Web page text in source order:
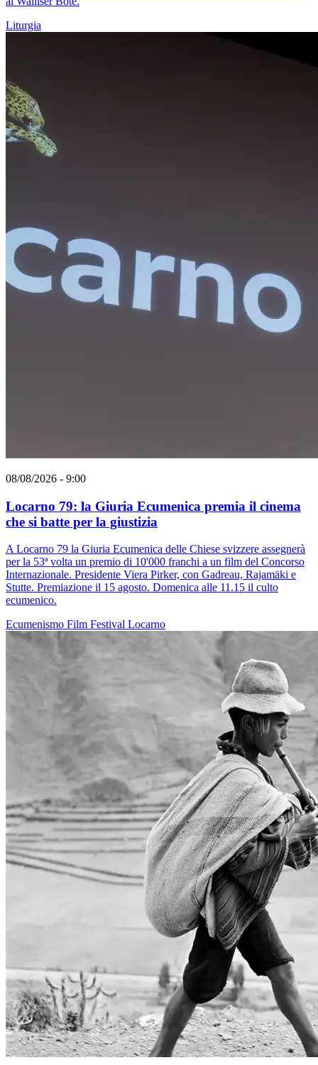
Liturgia
08/08/2026 - 9:00
Locarno 79: la Giuria Ecumenica premia il cinema
che si batte per la giustizia
A Locarno 79 la Giuria Ecumenica delle Chiese svizzere assegnerà
per la 53ª volta un premio di 10'000 franchi a un film del Concorso
Internazionale. Presidente Viera Pirker, con Gadreau, Rajamäki e
Stutte. Premiazione il 15 agosto. Domenica alle 11.15 il culto
ecumenico.
Ecumenismo Film Festival Locarno